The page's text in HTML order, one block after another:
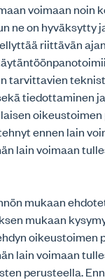
voimaan noin
ne on hyväksytty
riittävän
tarvittavien
tiedottaminen
ennen lain
lain voimaan
mukaan
mukaan
oikeustoimen
lain voimaan
perusteella.